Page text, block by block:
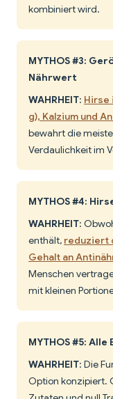
kombiniert wird.
MYTHOS #3:
Nährwert
WAHRHEIT: Hirse
g), Kalzium und
bewahrt die
Verdaulichkeit im
MYTHOS #4:
WAHRHEIT:
enthält, reduziert
Gehalt an
Menschen
mit kleinen
MYTHOS #5:
WAHRHEIT: Die
Option konzipiert.